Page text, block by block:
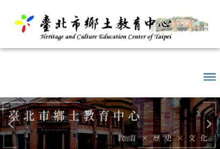
Previous